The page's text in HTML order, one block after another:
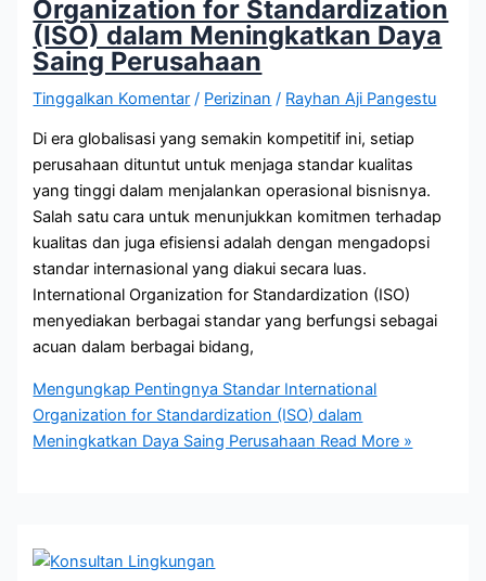
Organization for Standardization
(ISO) dalam Meningkatkan Daya
Saing Perusahaan
Tinggalkan Komentar / Perizinan / Rayhan Aji Pangestu
Di era globalisasi yang semakin kompetitif ini, setiap
perusahaan dituntut untuk menjaga standar kualitas
yang tinggi dalam menjalankan operasional bisnisnya.
Salah satu cara untuk menunjukkan komitmen terhadap
kualitas dan juga efisiensi adalah dengan mengadopsi
standar internasional yang diakui secara luas.
International Organization for Standardization (ISO)
menyediakan berbagai standar yang berfungsi sebagai
acuan dalam berbagai bidang,
Mengungkap Pentingnya Standar International
Organization for Standardization (ISO) dalam
Meningkatkan Daya Saing Perusahaan Read More »